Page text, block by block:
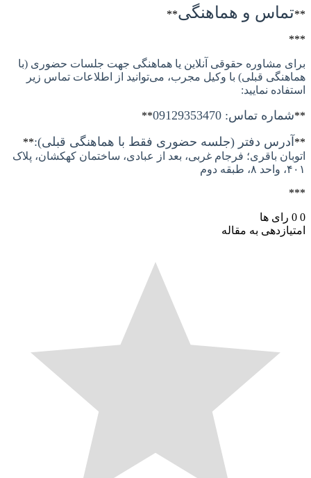
و هماهنگی**
مشاوره حقوقی آنلاین یا هماهنگی جهت جلسات حضوری (با
قبلی) با وکیل مجرب، می‌توانید از اطلاعات تماس زیر
نمایید:
تماس: 09129353470 **
دفتر (جلسه حضوری فقط با هماهنگی قبلی):**
باقری؛ فرجام غربی، بعد از عبادی، ساختمان کهکشان، پلاک
رای ها
به مقاله